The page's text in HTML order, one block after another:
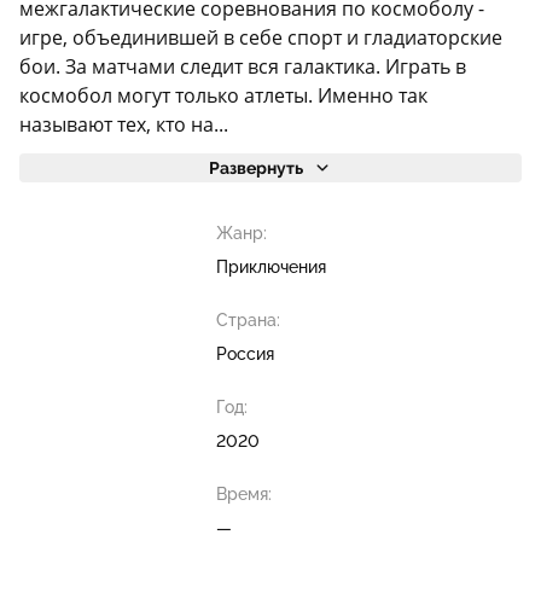
межгалактические соревнования по космоболу -
игре, объединившей в себе спорт и гладиаторские
бои. За матчами следит вся галактика. Играть в
космобол могут только атлеты. Именно так
называют тех, кто на...
Развернуть
Жанр:
Приключения
Страна:
Россия
Год:
2020
Время:
—